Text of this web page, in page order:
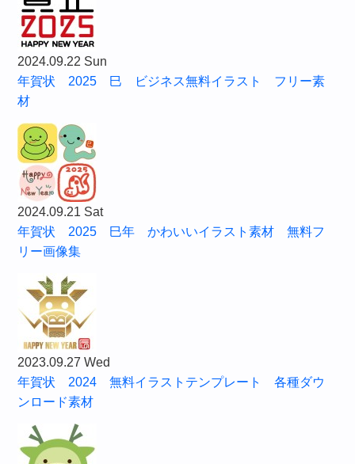
2024.09.22 Sun
年賀状 2025 巳 ビジネス無料イラスト フリー素
材
2024.09.21 Sat
年賀状 2025 巳年 かわいいイラスト素材 無料フ
リー画像集
2023.09.27 Wed
年賀状 2024 無料イラストテンプレート 各種ダウ
ンロード素材